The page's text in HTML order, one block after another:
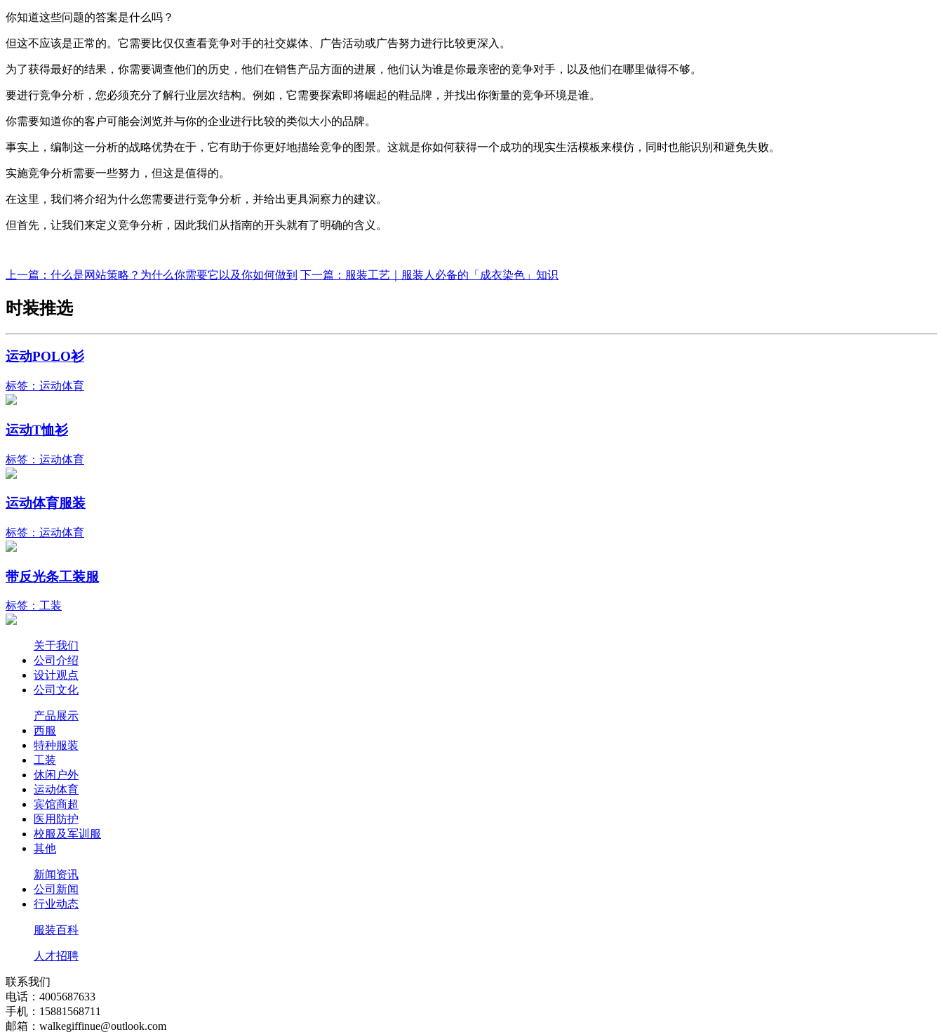
你知道这些问题的答案是什么吗？
但这不应该是正常的。它需要比仅仅查看竞争对手的社交媒体、广告活动或广告努力进行比较更深入。
为了获得最好的结果，你需要调查他们的历史，他们在销售产品方面的进展，他们认为谁是你最亲密的竞争对手，以及他们在哪里做得不够。
要进行竞争分析，您必须充分了解行业层次结构。例如，它需要探索即将崛起的鞋品牌，并找出你衡量的竞争环境是谁。
你需要知道你的客户可能会浏览并与你的企业进行比较的类似大小的品牌。
事实上，编制这一分析的战略优势在于，它有助于你更好地描绘竞争的图景。这就是你如何获得一个成功的现实生活模板来模仿，同时也能识别和避免失败。
实施竞争分析需要一些努力，但这是值得的。
在这里，我们将介绍为什么您需要进行竞争分析，并给出更具洞察力的建议。
但首先，让我们来定义竞争分析，因此我们从指南的开头就有了明确的含义。
上一篇： 什么是网站策略？为什么你需要它以及你如何做到 下一篇： 服装工艺｜服装人必备的「成衣染色」知识
时装推选
运动POLO衫
标签：运动体育
运动T恤衫
标签：运动体育
运动体育服装
标签：运动体育
带反光条工装服
标签：工装
关于我们
公司介绍
设计观点
公司文化
产品展示
西服
特种服装
工装
休闲户外
运动体育
宾馆商超
医用防护
校服及军训服
其他
新闻资讯
公司新闻
行业动态
服装百科
人才招聘
联系我们
电话：4005687633
手机：15881568711
邮箱：walkegiffinue@outlook.com